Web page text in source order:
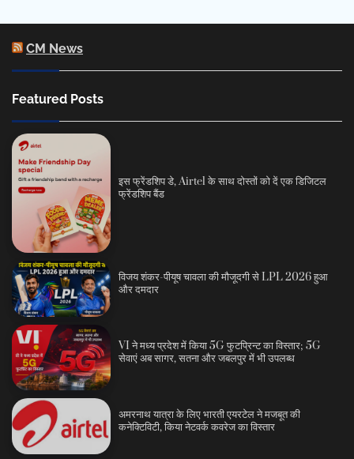
CM News
Featured Posts
इस फ्रेंडशिप डे, Airtel के साथ दोस्तों को दें एक डिजिटल
फ्रेंडशिप बैंड
विजय शंकर-पीयूष चावला की मौजूदगी से LPL 2026 हुआ
और दमदार
VI ने मध्य प्रदेश में किया 5G फुटप्रिन्ट का विस्तार; 5G
सेवाएं अब सागर, सतना और जबलपुर में भी उपलब्ध
अमरनाथ यात्रा के लिए भारती एयरटेल ने मजबूत की
कनेक्टिविटी, किया नेटवर्क कवरेज का विस्तार